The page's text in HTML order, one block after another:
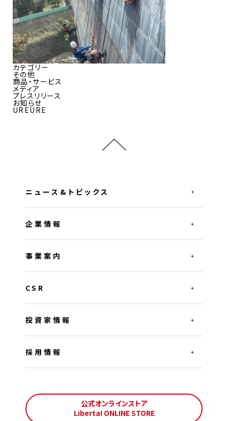
カテゴリー
その他
商品・サービス
メディア
プレスリリース
お知らせ
UREURE
ニュース&トピックス
企業情報
事業案内
CSR
投資家情報
採用情報
公式オンラインストア
Liberta! ONLINE STORE